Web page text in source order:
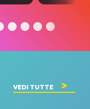
e
testo,
VEDI TUTTE